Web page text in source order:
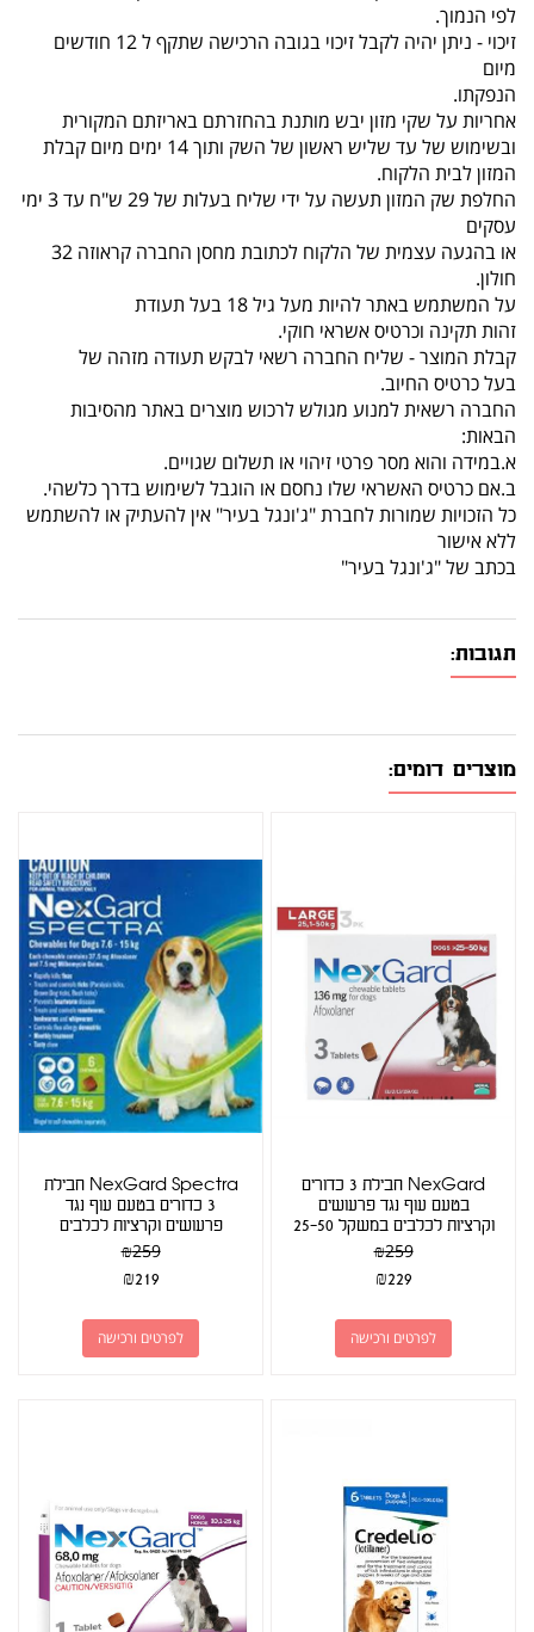
לפי הנמוך.
זיכוי - ניתן יהיה לקבל זיכוי בגובה הרכישה שתקף ל 12 חודשים
מיום
הנפקתו.
אחריות על שקי מזון יבש מותנת בהחזרתם באריזתם המקורית
ובשימוש של עד שליש ראשון של השק ותוך 14 ימים מיום קבלת
המזון לבית הלקוח.
החלפת שק המזון תעשה על ידי שליח בעלות של 29 ש"ח עד 3 ימי
עסקים
או בהגעה עצמית של הלקוח לכתובת מחסן החברה קראוזה 32
חולון.
על המשתמש באתר להיות מעל גיל 18 בעל תעודת
זהות תקינה וכרטיס אשראי חוקי.
קבלת המוצר - שליח החברה רשאי לבקש תעודה מזהה של
בעל כרטיס החיוב.
החברה רשאית למנוע מגולש לרכוש מוצרים באתר מהסיבות
הבאות:
א.במידה והוא מסר פרטי זיהוי או תשלום שגויים.
ב.אם כרטיס האשראי שלו נחסם או הוגבל לשימוש בדרך כלשהי.
כל הזכויות שמורות לחברת "ג'ונגל בעיר" אין להעתיק או להשתמש
ללא אישור
בכתב של "ג'ונגל בעיר"
תגובות:
מוצרים דומים:
NexGard חבילת 3 כדורים
בטעם עוף נגד פרעושים
וקרציות לכלבים במשקל 25-50
ק"ג₪259
₪229
לפרטים ורכישה
NexGard Spectra חבילת
3 כדורים בטעם עוף נגד
פרעושים וקרציות לכלבים
במשקל 15-7.5... ₪259
₪219
לפרטים ורכישה